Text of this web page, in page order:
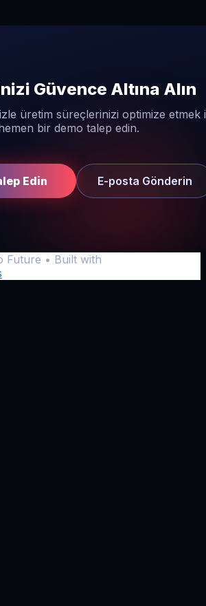
Güvence Altına Alın
üretim süreçlerinizi optimize etmek
bir demo talep edin.
Edin E-posta Gönderin
Future • Built with